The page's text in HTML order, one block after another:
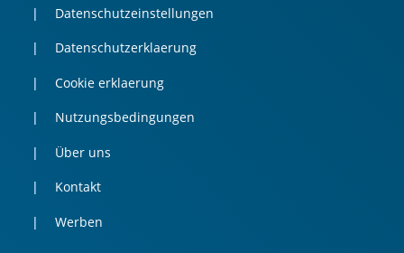
Datenschutzeinstellungen
Datenschutzerklaerung
Cookie erklaerung
Nutzungsbedingungen
Über uns
Kontakt
Werben